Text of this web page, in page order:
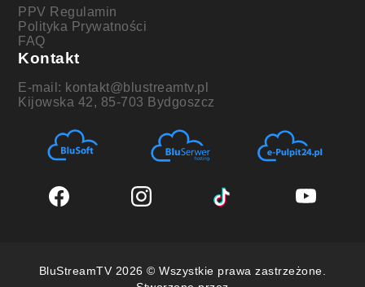
PPV Regulamin
Polityka Prywatności
FAQ
Kontakt
E-mail: kontakt@blustreamtv.pl
Kijowska 42, 85-703 Bydgoszcz
BluStreamTV 2026 © Wszystkie prawa zastrzeżone.